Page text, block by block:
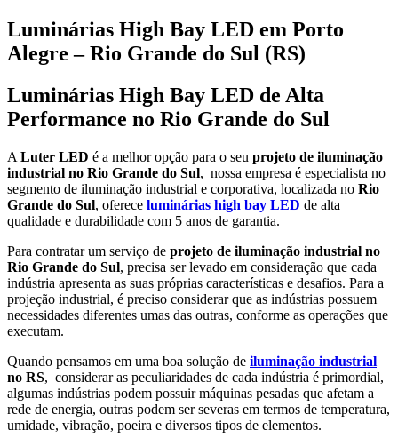
Luminárias High Bay LED em Porto
Alegre – Rio Grande do Sul (RS)
Luminárias High Bay LED de Alta
Performance no Rio Grande do Sul
A Luter LED é a melhor opção para o seu projeto de iluminação
industrial no Rio Grande do Sul, nossa empresa é especialista no
segmento de iluminação industrial e corporativa, localizada no Rio
Grande do Sul, oferece luminárias high bay LED de alta
qualidade e durabilidade com 5 anos de garantia.
Para contratar um serviço de projeto de iluminação industrial no
Rio Grande do Sul, precisa ser levado em consideração que cada
indústria apresenta as suas próprias características e desafios. Para a
projeção industrial, é preciso considerar que as indústrias possuem
necessidades diferentes umas das outras, conforme as operações que
executam.
Quando pensamos em uma boa solução de iluminação industrial
no RS, considerar as peculiaridades de cada indústria é primordial,
algumas indústrias podem possuir máquinas pesadas que afetam a
rede de energia, outras podem ser severas em termos de temperatura,
umidade, vibração, poeira e diversos tipos de elementos.